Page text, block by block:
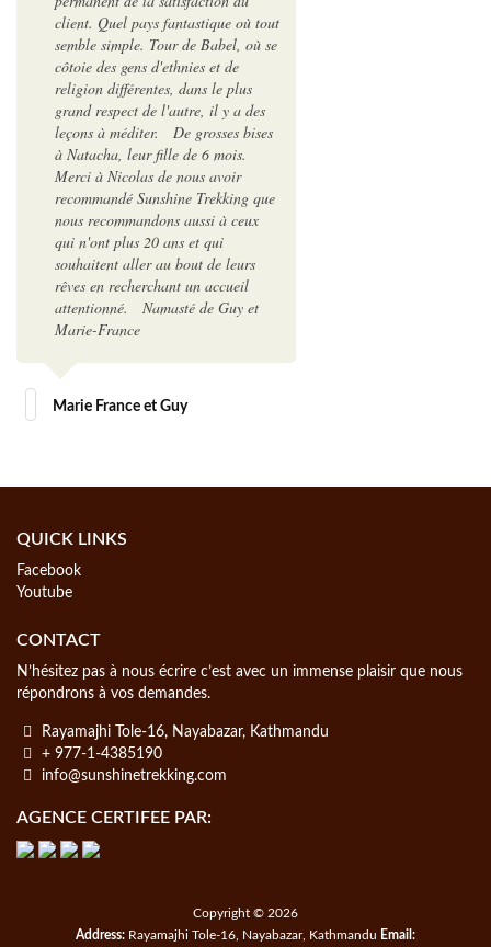
client. Quel pays fantastique où tout
semble simple. Tour de Babel, où se
côtoie des gens d'ethnies et de
religion différentes, dans le plus
grand respect de l'autre, il y a des
leçons à méditer. De grosses bises
à Natacha, leur fille de 6 mois.
Merci à Nicolas de nous avoir
recommandé Sunshine Trekking que
nous recommandons aussi à ceux
qui n'ont plus 20 ans et qui
souhaitent aller au bout de leurs
rêves en recherchant un accueil
attentionné. Namasté de Guy et
Marie-France
Marie France et Guy
QUICK LINKS
Facebook
Youtube
CONTACT
N’hésitez pas à nous écrire c’est avec un immense plaisir que nous
répondrons à vos demandes.
Rayamajhi Tole-16, Nayabazar, Kathmandu
+ 977-1-4385190
info@sunshinetrekking.com
AGENCE CERTIFEE PAR:
Copyright © 2026
Address: Rayamajhi Tole-16, Nayabazar, Kathmandu Email: